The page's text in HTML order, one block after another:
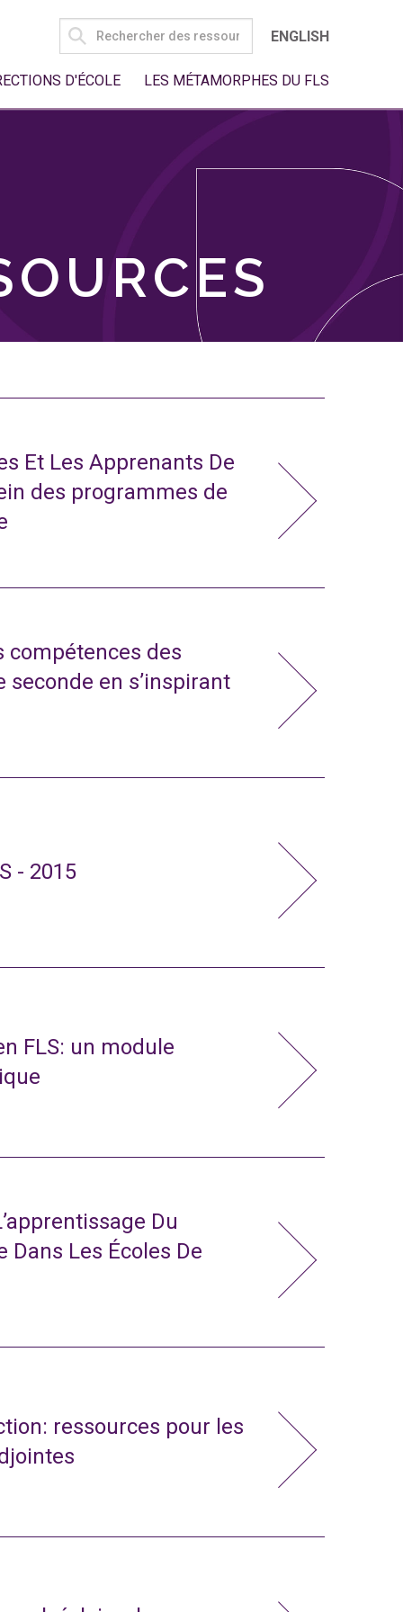
SEARCH
FOR:
ENGLISH
D'ÉCOLE LES MÉTAMORPHES DU FLS
Et Les Apprenants De
des programmes de
compétences des
en s’inspirant
- 2015
FLS: un module
Du
Dans Les Écoles De
ressources pour les